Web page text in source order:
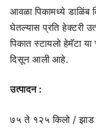
आवळा पिकामध्ये डाळिंब
घेतल्यास प्रति हेक्टरी
पिकात स्टायलो हेमॅटा या
दिसून आली आहे.
उत्पादन :
७५ ते १२५ किलो / झाड